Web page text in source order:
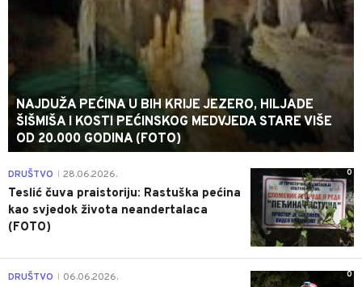
NAJDUŽA PEĆINA U BIH KRIJE JEZERO, HILJADE
ŠIŠMIŠA I KOSTI PEĆINSKOG MEDVJEDA STARE VIŠE
OD 20.000 GODINA (FOTO)
0
DRUŠTVO 28.06.2026.
Teslić čuva praistoriju: Rastuška pećina
kao svjedok života neandertalaca
(FOTO)
0
DRUŠTVO 06.06.2026.